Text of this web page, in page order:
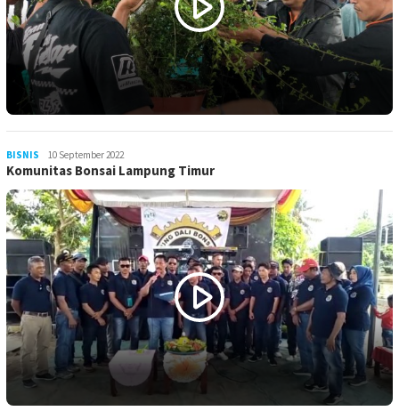
BISNIS LilikAbdi
10 September 2022
Komunitas Bonsai Lampung Timur